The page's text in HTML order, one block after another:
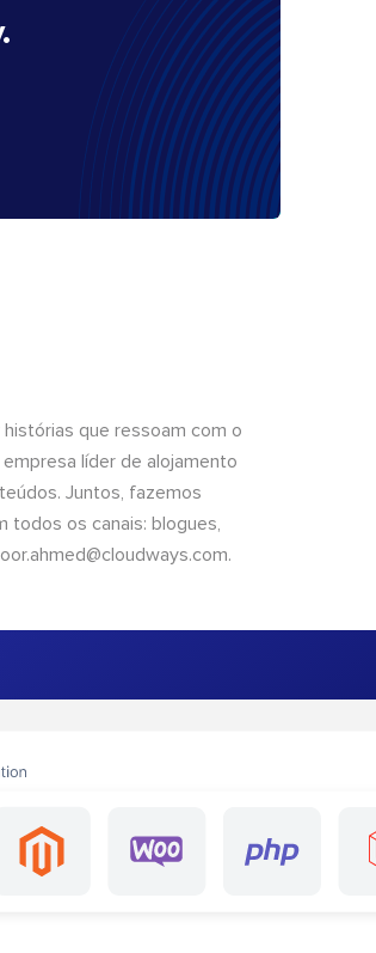
que ressoam com o
líder de alojamento
Juntos, fazemos
os canais: blogues,
.